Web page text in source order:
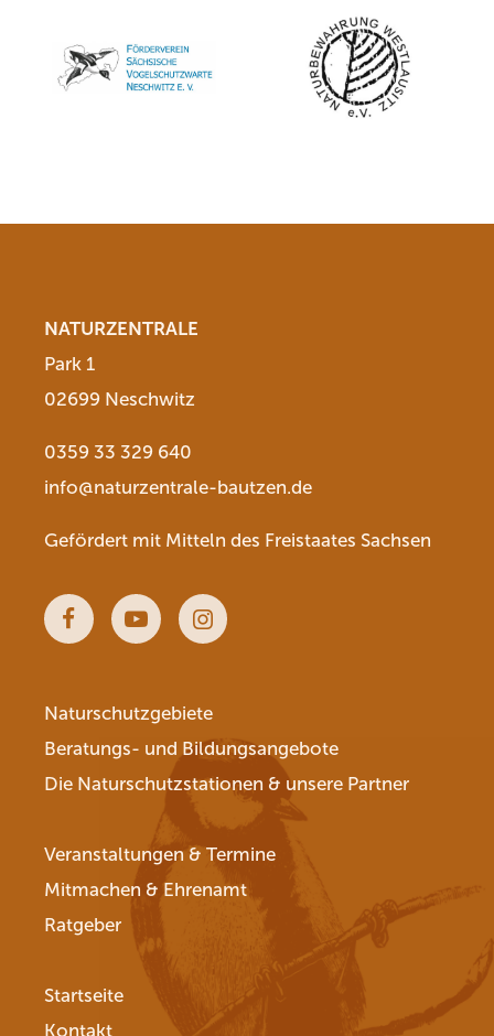
NATURZENTRALE
Park 1
02699 Neschwitz
0359 33 329 640
info@naturzentrale-bautzen.de
Gefördert mit Mitteln des Freistaates Sachsen
FacebookYoutubeInstagram
Naturschutzgebiete
Beratungs- und Bildungsangebote
Die Naturschutzstationen & unsere Partner
Veranstaltungen & Termine
Mitmachen & Ehrenamt
Ratgeber
Startseite
Kontakt